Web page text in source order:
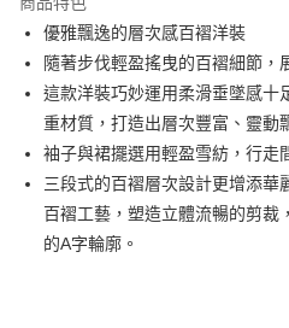
悠遊付
大哥付你分期
相關說明
【大哥付你分期使用說明】
1.本服務由台灣大哥大提供，台灣大哥
2.付款方式選擇「大哥付你分期」，訂
流程，驗證手機門號後，選擇欲分期的
成交易。
3.實際核准額度、可分期數及費用金額
4.訂單成立30分鐘內，如未前往確認交
AFTEE先享後付
相關說明
【關於「AFTEE先享後付」】
AFTEE先享後付是「在收到商品之後才
便利好安心！
１．簡單：不需註冊會員、不需綁卡、不
ATM付款
優雅飄逸的層次感百褶洋裝
隨著步伐輕盈搖曳的百褶細節，
這款洋裝巧妙運用柔滑垂墜感十
重材質，打造出層次豐富、靈動
袖子與裙擺選用輕盈雪紡，行走
三段式的百褶層次設計更增添華
百褶工藝，塑造立體流暢的剪裁
的A字輪廓。